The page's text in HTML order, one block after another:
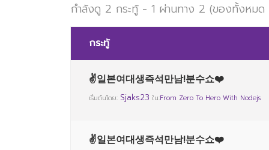
กำลังดู 2 กระทู้ - 1 ผ่านทาง 2 (ของทั้งหมด
กระทู้
✌일본여대생즉석만남!분수쇼❤️
เริ่มต้นโดย: Sjaks23 ใน:From Zero To Hero With Nodejs
✌일본여대생즉석만남!분수쇼❤️